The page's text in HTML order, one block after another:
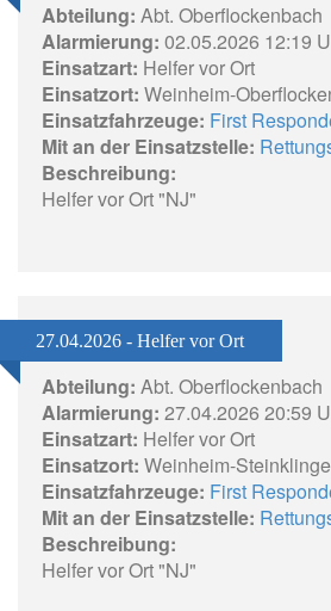
Abteilung: Abt. Oberflockenbach
Alarmierung: 02.05.2026 12:19
Einsatzart: Helfer vor Ort
Einsatzort: Weinheim-
Einsatzfahrzeuge: First
Mit an der Einsatzstelle:
Beschreibung:
Helfer vor Ort "NJ"
27.04.2026 - Helfer vor Ort
Abteilung: Abt. Oberflockenbach
Alarmierung: 27.04.2026 20:59
Einsatzart: Helfer vor Ort
Einsatzort: Weinheim-
Einsatzfahrzeuge: First
Mit an der Einsatzstelle:
Beschreibung:
Helfer vor Ort "NJ"